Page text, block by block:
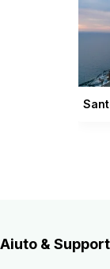
Aiuto &